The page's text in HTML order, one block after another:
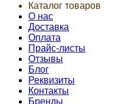
Каталог товаров
О нас
Доставка
Оплата
Прайс-листы
Отзывы
Блог
Реквизиты
Контакты
Бренды